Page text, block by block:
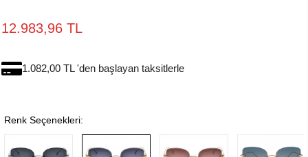
12.983,96 TL
1.082,00 TL 'den başlayan taksitlerle
Renk Seçenekleri: